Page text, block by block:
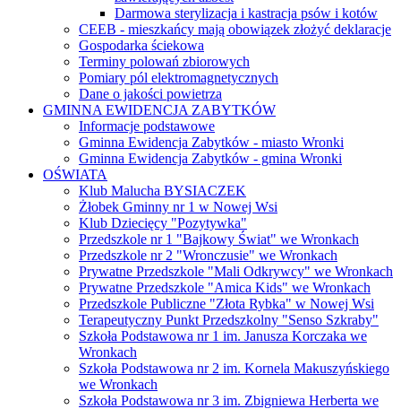
Darmowa sterylizacja i kastracja psów i kotów
CEEB - mieszkańcy mają obowiązek złożyć deklaracje
Gospodarka ściekowa
Terminy polowań zbiorowych
Pomiary pól elektromagnetycznych
Dane o jakości powietrza
GMINNA EWIDENCJA ZABYTKÓW
Informacje podstawowe
Gminna Ewidencja Zabytków - miasto Wronki
Gminna Ewidencja Zabytków - gmina Wronki
OŚWIATA
Klub Malucha BYSIACZEK
Żłobek Gminny nr 1 w Nowej Wsi
Klub Dziecięcy "Pozytywka"
Przedszkole nr 1 "Bajkowy Świat" we Wronkach
Przedszkole nr 2 "Wronczusie" we Wronkach
Prywatne Przedszkole "Mali Odkrywcy" we Wronkach
Prywatne Przedszkole "Amica Kids" we Wronkach
Przedszkole Publiczne "Złota Rybka" w Nowej Wsi
Terapeutyczny Punkt Przedszkolny "Senso Szkraby"
Szkoła Podstawowa nr 1 im. Janusza Korczaka we
Wronkach
Szkoła Podstawowa nr 2 im. Kornela Makuszyńskiego
we Wronkach
Szkoła Podstawowa nr 3 im. Zbigniewa Herberta we